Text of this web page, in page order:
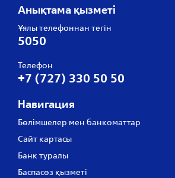
Анықтама қызметі
Ұялы телефоннан тегін
5050
Телефон
+7 (727) 330 50 50
Навигация
Бөлімшелер мен банкоматтар
Сайт картасы
Банк туралы
Баспасөз қызметі